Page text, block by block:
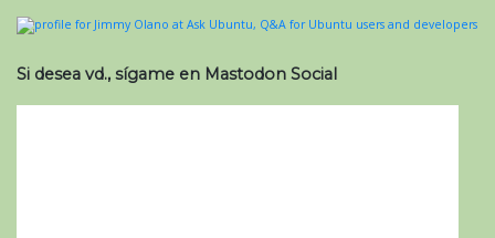
Si desea vd., sígame en Mastodon Social